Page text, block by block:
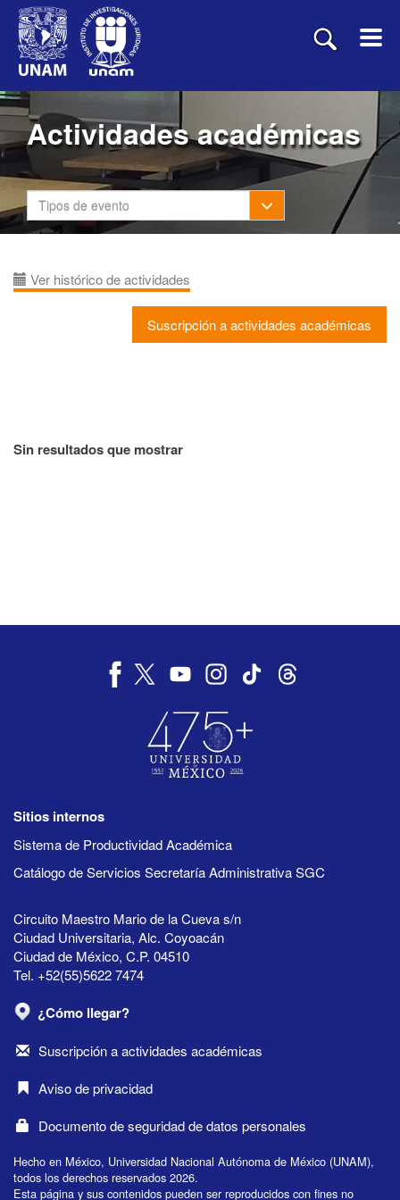
Actividades académicas
Tipos de evento Toggle Dropdown
Ver histórico de actividades
Suscripción a actividades académicas
Sin resultados que mostrar
Sitios internos
Sistema de Productividad Académica
Catálogo de Servicios Secretaría Administrativa SGC
Circuito Maestro Mario de la Cueva s/n
Ciudad Universitaria, Alc. Coyoacán
Ciudad de México, C.P. 04510
Tel. +52(55)5622 7474
¿Cómo llegar?
Suscripción a actividades académicas
Aviso de privacidad
Documento de seguridad de datos personales
Hecho en México, Universidad Nacional Autónoma de México (UNAM),
todos los derechos reservados 2026.
Esta página y sus contenidos pueden ser reproducidos con fines no